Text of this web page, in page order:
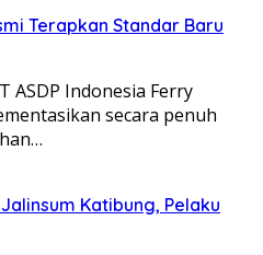
Terapkan Standar Baru
ASDP Indonesia Ferry
secara penuh
Katibung, Pelaku